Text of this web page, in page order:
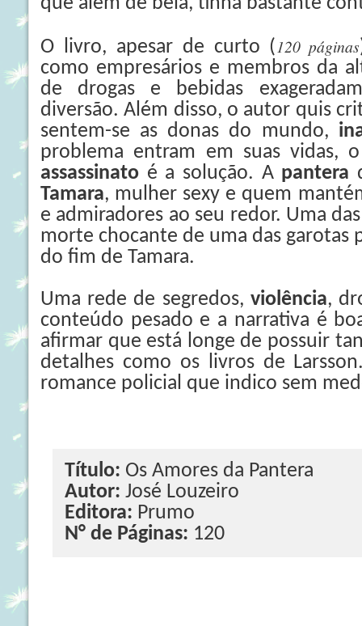
O livro, apesar de curto ( 120 páginas
como empresários e membros da
de drogas e bebidas
diversão. Além disso, o autor quis
sentem-se as donas do mundo,
problema entram em suas vidas,
assassinato é a solução. A pantera
Tamara, mulher sexy e quem
e admiradores ao seu redor. Uma
morte chocante de uma das garotas
do fim de Tamara.
Uma rede de segredos, violência,
conteúdo pesado e a narrativa é
afirmar que está longe de possuir
detalhes como os livros de
romance policial que indico sem
Título: Os Amores da Pantera
Autor: José Louzeiro
Editora: Prumo
N° de Páginas: 120